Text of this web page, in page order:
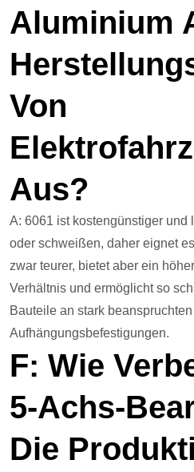
Aluminium
Von
Aus?
A: 6061 ist kostengünstiger und
oder schweißen, daher eignet
zwar teurer, bietet aber ein
Verhältnis und ermöglicht so
Bauteile an stark
Aufhängungsbefestigungen.
F: Wie
5-Achs-
Die